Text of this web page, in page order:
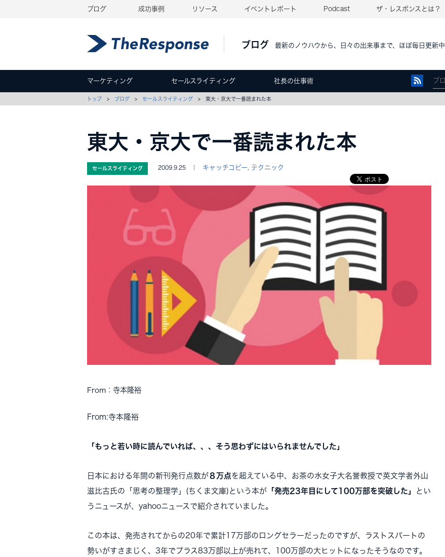
ブログ 成功事例 リソース イベントレポート Podcast ザ・レスポンスとは？
ブログ 最新のノウハウから、日々の出来事まで、ほぼ毎日更新中
マーケティング セールスライティング 社長の仕事術
トップ > ブログ > セールスライティング > 東大・京大で一番読まれた本
東大・京大で一番読まれた本
セールスライティング 2009.9.25 ｜ キャッチコピー テクニック
From：寺本隆裕
From:寺本隆裕
「もっと若い時に読んでいれば、、、そう思わずにはいられませんでした」
日本における年間の新刊発行点数が８万点を超えている中、お茶の水女子大名誉教授で英文学者外山
滋比古氏の「思考の整理学」(ちくま文庫)という本が 「発売23年目にして100万部を突破した」
とい
うニュースが、yahooニュースで紹介されていました。
この本は、発売されてからの20年で累計17万部のロングセラーだったのですが、ラストスパートの
勢いがすさまじく、3年でプラス83万部以上が売れて、100万部の大ヒットになったそうなのです。